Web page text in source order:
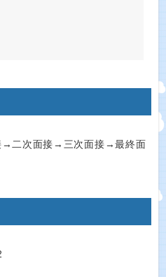
→二次面接→三次面接→最終面